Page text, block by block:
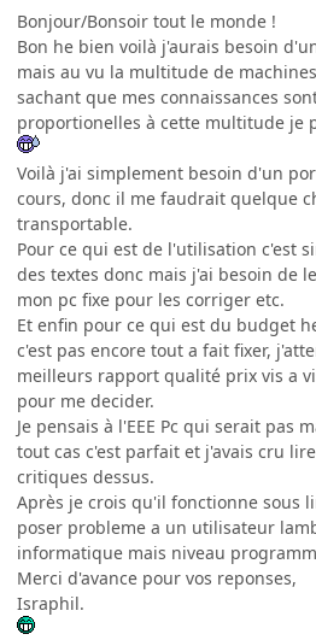
Bonjour/Bonsoir tout le monde !
Bon he bien voilà j'aurais besoin
mais au vu la multitude de
sachant que mes connaissances
proportionelles à cette multitude je
Voilà j'ai simplement besoin d'un
cours, donc il me faudrait quelque
transportable.
Pour ce qui est de l'utilisation c'est
des textes donc mais j'ai besoin de
mon pc fixe pour les corriger etc.
Et enfin pour ce qui est du budget
c'est pas encore tout a fait fixer,
meilleurs rapport qualité prix vis a
pour me decider.
Je pensais à l'EEE Pc qui serait pas
tout cas c'est parfait et j'avais cru
critiques dessus.
Après je crois qu'il fonctionne sous
poser probleme a un utilisateur
informatique mais niveau
Merci d'avance pour vos reponses,
Israphil.